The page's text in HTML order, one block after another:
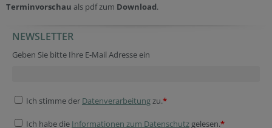
Terminvorschau als pdf zum Download.
NEWSLETTER
Geben Sie bitte Ihre E-Mail Adresse ein
Ich stimme der Datenverarbeitungzu.*
Ich habe die Informationen zum Datenschutz gelesen.*